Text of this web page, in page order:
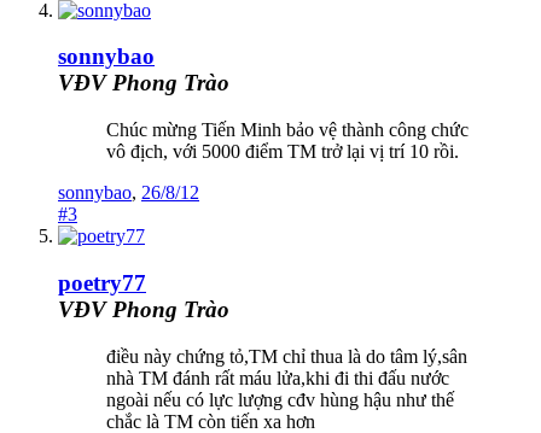
sonnybao
VĐV Phong Trào
Chúc mừng Tiến Minh bảo vệ thành công chức
vô địch, với 5000 điểm TM trở lại vị trí 10 rồi.
sonnybao, 26/8/12
#3
poetry77
VĐV Phong Trào
điều này chứng tỏ,TM chỉ thua là do tâm lý,sân
nhà TM đánh rất máu lửa,khi đi thi đấu nước
ngoài nếu có lực lượng cđv hùng hậu như thế
chắc là TM còn tiến xa hơn